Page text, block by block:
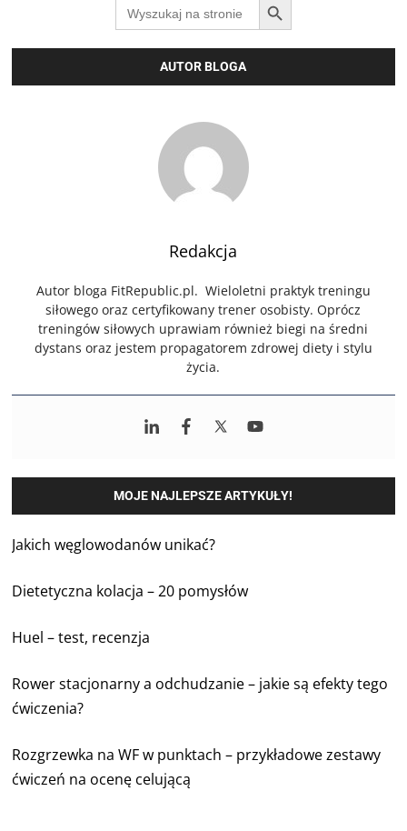
for:
AUTOR BLOGA
Redakcja
Autor bloga FitRepublic.pl. Wieloletni praktyk treningu
siłowego oraz certyfikowany trener osobisty. Oprócz
treningów siłowych uprawiam również biegi na średni
dystans oraz jestem propagatorem zdrowej diety i stylu
życia.
MOJE NAJLEPSZE ARTYKUŁY!
Jakich węglowodanów unikać?
Dietetyczna kolacja – 20 pomysłów
Huel – test, recenzja
Rower stacjonarny a odchudzanie – jakie są efekty tego
ćwiczenia?
Rozgrzewka na WF w punktach – przykładowe zestawy
ćwiczeń na ocenę celującą